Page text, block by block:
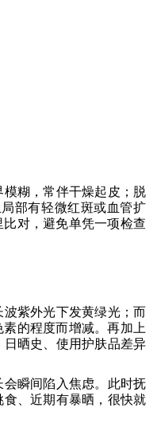
糊，常伴干燥起皮；脱
部有轻微红斑或血管扩
对，避免单凭一项检查
紫外光下发黄绿光；而
的程度而增减。再加上
晒史、使用护肤品差异
瞬间陷入焦虑。此时抚
、近期有暴晒，很快就